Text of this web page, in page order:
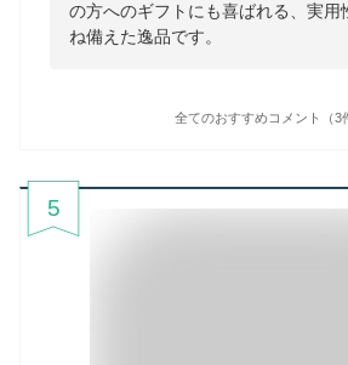
の方へのギフトにも喜ばれる、実用
ね備えた逸品です。
全てのおすすめコメント（3
5